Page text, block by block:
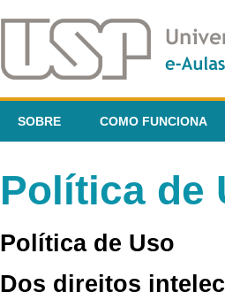
SOBRE COMO FUNCIONA
Política de
Política de Uso
Dos direitos